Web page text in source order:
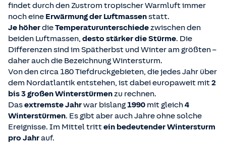
findet durch den Zustrom tropischer Warmluft immer
noch eine Erwärmung der Luftmassenstatt.
Je höherdieTemperaturunterschiedezwischen den
beiden Luftmassen, desto stärker die Stürme. Die
Differenzen sind im Spätherbst und Winter am größten –
daher auch die Bezeichnung Wintersturm.
Von den circa 180 Tiefdruckgebieten, die jedes Jahr über
dem Nordatlantik entstehen, ist dabei europaweit mit2
bis 3 großen Winterstürmenzu rechnen.
Dasextremste Jahrwar bislang 1990 mit gleich4
Winterstürmen. Es gibt aber auch Jahre ohne solche
Ereignisse. Im Mittel trittein bedeutender Wintersturm
pro Jahrauf.